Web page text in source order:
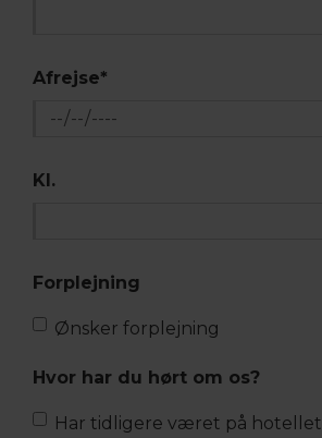
Afrejse*
Kl.
Forplejning
Ønsker forplejning
Hvor har du hørt om os?
Har tidligere været på hotellet